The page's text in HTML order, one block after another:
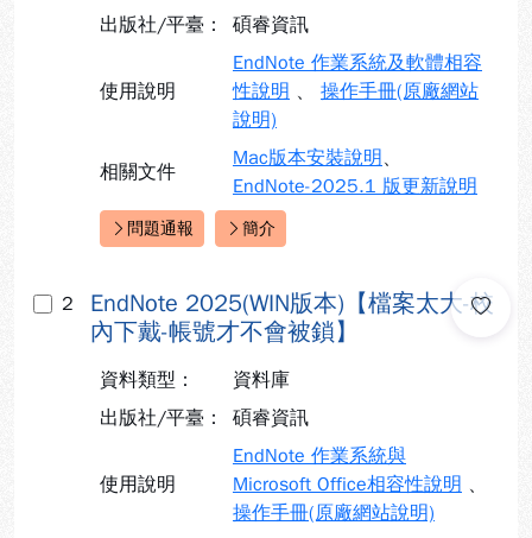
出版社/平臺：
碩睿資訊
使用說明
EndNote 作業系統及軟體相容
性說明 、 操作手冊(原廠網站
說明)
相關文件
Mac版本安裝說明 、
EndNote-2025.1 版更新說明
快速連結：
問題通報 簡介
2
EndNote 2025(WIN版本)【檔案太大-校
內下戴-帳號才不會被鎖】
資料類型：
資料庫
出版社/平臺：
碩睿資訊
使用說明
EndNote 作業系統與
Microsoft Office相容性說明 、
操作手冊(原廠網站說明)